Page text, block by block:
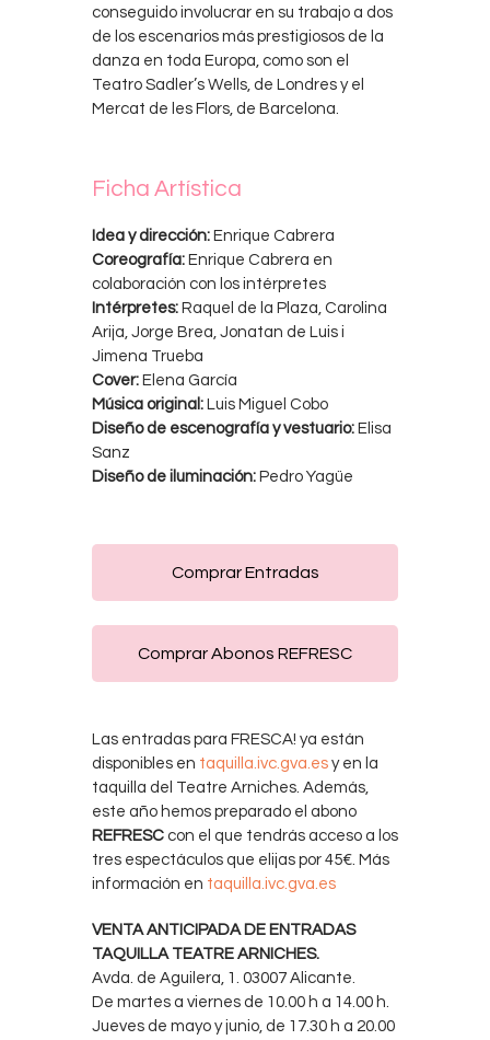
conseguido involucrar en su trabajo a dos
de los escenarios más prestigiosos de la
danza en toda Europa, como son el
Teatro Sadler’s Wells, de Londres y el
Mercat de les Flors, de Barcelona.
Ficha Artística
Idea y dirección: Enrique Cabrera
Coreografía: Enrique Cabrera en
colaboración con los intérpretes
Intérpretes: Raquel de la Plaza, Carolina
Arija, Jorge Brea, Jonatan de Luis i
Jimena Trueba
Cover: Elena García
Música original: Luis Miguel Cobo
Diseño de escenografía y vestuario: Elisa
Sanz
Diseño de iluminación: Pedro Yagüe
Comprar Entradas
Comprar Abonos REFRESC
Las entradas para FRESCA! ya están
disponibles en taquilla.ivc.gva.es y en la
taquilla del Teatre Arniches. Además,
este año hemos preparado el abono
REFRESC con el que tendrás acceso a los
tres espectáculos que elijas por 45€. Más
información en taquilla.ivc.gva.es
VENTA ANTICIPADA DE ENTRADAS
TAQUILLA TEATRE ARNICHES.
Avda. de Aguilera, 1. 03007 Alicante.
De martes a viernes de 10.00 h a 14.00 h.
Jueves de mayo y junio, de 17.30 h a 20.00